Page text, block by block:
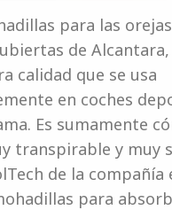
para las
de
calidad que se usa
en coches
Es sumamente
transpirable y muy
de la
para